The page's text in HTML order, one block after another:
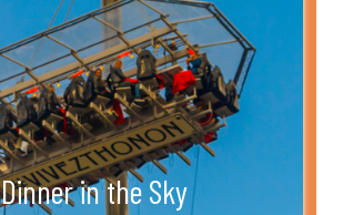
Dinner in the Sky